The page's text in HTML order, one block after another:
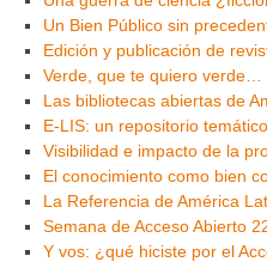
Un Bien Público sin
Edición y publicación de
Verde, que te quiero verde…
Las bibliotecas abiertas de
E-LIS: un repositorio
Visibilidad e impacto de la
El conocimiento como bien
La Referencia de América
Semana de Acceso Abierto
Y vos: ¿qué hiciste por el